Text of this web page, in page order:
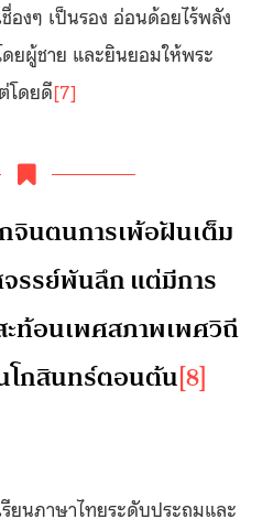
องๆ เป็นรอง อ่อนด้อยไร้พลัง
ยผู้ชาย และยินยอมให้พระ
โดยดี[7]
จินตนการเพ้อฝันเต็ม
รรย์พันลึก แต่มีการ
ท้อนเพศสภาพเพศวิถี
กสินทร์ตอนต้น[8]
รียนภาษาไทยระดับประถมและ